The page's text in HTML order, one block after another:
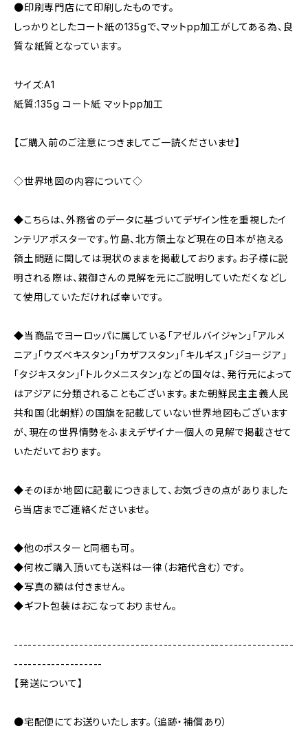
●印刷専門店にて印刷したものです。
しっかりとしたコート紙の135gで、マットpp加工がしてある為、良
質な紙質となっています。
サイズ:A1
紙質:135g コート紙 マットpp加工
【ご購入前のご注意につきましてご一読くださいませ】
◇世界地図の内容について◇
◆こちらは、外務省のデータに基づいてデザイン性を重視したイ
ンテリアポスターです。竹島、北方領土など現在の日本が抱える
領土問題に関しては現状のままを掲載しております。お子様に説
明される際は、親御さんの見解を元にご説明していただくなどし
て使用していただければ幸いです。
◆当商品でヨーロッパに属している「アゼルバイジャン」「アルメ
ニア」「ウズベキスタン」「カザフスタン」「キルギス」「ジョージア」
「タジキスタン」「トルクメニスタン」などの国々は、発行元によって
はアジアに分類されることもございます。また朝鮮民主主義人民
共和国（北朝鮮）の国旗を記載していない世界地図もございます
が、現在の世界情勢をふまえデザイナー個人の見解で掲載させて
いただいております。
◆そのほか地図に記載につきまして、お気づきの点がありました
ら当店までご連絡くださいませ。
◆他のポスターと同梱も可。
◆何枚ご購入頂いても送料は一律（お箱代含む）です。
◆写真の額は付きません。
◆ギフト包装はおこなっておりません。
------------------------------------------------------------
-------------------
【発送について】
●宅配便にてお送りいたします。（追跡・補償あり）